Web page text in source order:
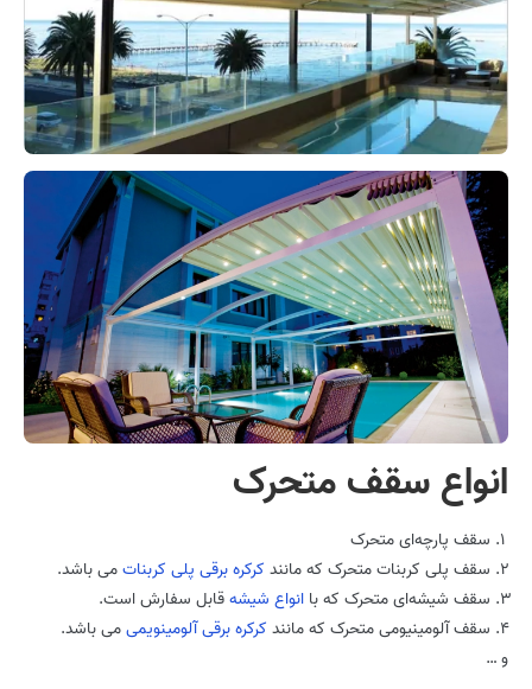
انواع سقف متحرک
سقف پارچه‌ای متحرک
سقف پلی کربنات متحرک که مانند کرکره برقی پلی کربناتمی باشد.
سقف شیشه‌ای متحرک که با انواع شیشهقابل سفارش است.
سقف آلومینیومی متحرک که مانند کرکره برقی آلومینویمیمی باشد.
و …